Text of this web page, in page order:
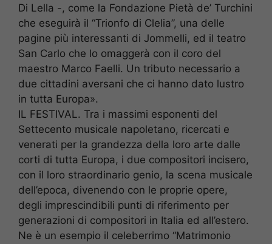
Di Lella -, come la Fondazione Pietà de’ Turchini
che eseguirà il “Trionfo di Clelia”, una delle
pagine più interessanti di Jommelli, ed il teatro
San Carlo che lo omaggerà con il coro del
maestro Marco Faelli. Un tributo necessario a
due cittadini aversani che ci hanno dato lustro
in tutta Europa».
IL FESTIVAL. Tra i massimi esponenti del
Settecento musicale napoletano, ricercati e
venerati per la grandezza della loro arte dalle
corti di tutta Europa, i due compositori incisero,
con il loro straordinario genio, la scena musicale
dell’epoca, divenendo con le proprie opere,
degli imprescindibili punti di riferimento per
generazioni di compositori in Italia ed all’estero.
Ne è un esempio il celeberrimo “Matrimonio